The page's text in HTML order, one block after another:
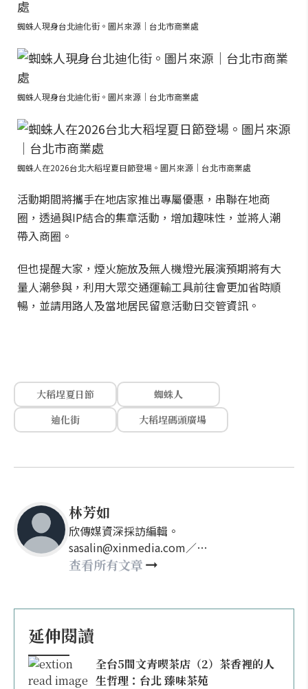
蜘蛛人現身台北迪化街。圖片來源｜台北市商業處
蜘蛛人現身台北迪化街。圖片來源｜台北市商業處
蜘蛛人在2026台北大稻埕夏日節登場。圖片來源｜台北市商業處
活動期間將攜手在地店家推出專屬優惠，串聯在地商
圈，透過與IP結合的集章活動，增加趣味性，並將人潮
帶入商圈。
但也提醒大家，煙火施放及無人機燈光展演預期將有大
量人潮參與，利用大眾交通運輸工具前往會更加省時順
暢，並請用路人及當地居民留意活動日交管資訊。
大稻埕夏日節
蜘蛛人
迪化街
大稻埕碼頭廣場
林芳如
欣傳媒資深採訪編輯。
sasalin@xinmedia.com／
happy21917@gmail.com
查看所有文章
延伸閱讀
全台5間文青喫茶店（2）茶香裡的人
生哲理：台北 臻味茶苑